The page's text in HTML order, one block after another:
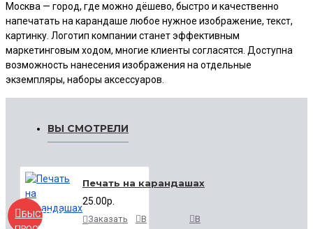
Москва — город, где можно дёшево, быстро и качественно
напечатать на карандаше любое нужное изображение, текст,
картинку. Логотип компании станет эффективным
маркетинговым ходом, многие клиенты согласятся. Доступна
возможность нанесения изображения на отдельные
экземпляры, наборы аксессуаров.
ВЫ СМОТРЕЛИ
БЫСТРЫЙ
Печать на карандашах
25.00р.
Заказать
В
В